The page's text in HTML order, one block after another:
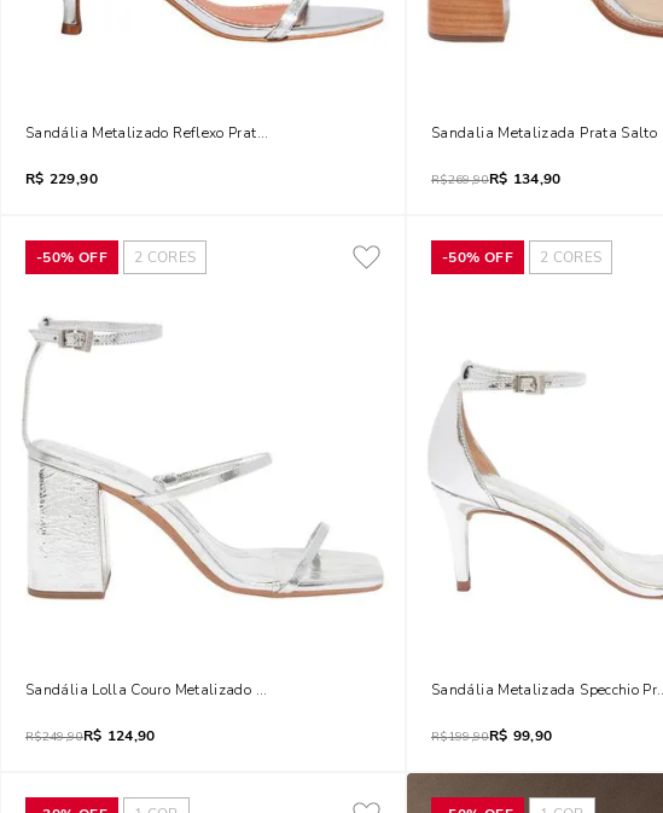
Sandália Metalizado Reflexo Prata Salto Baixo Fino
R$ 229,90
Sandalia Metalizada Prata Salto
R$269,90R$ 134,90
-50% OFF 2 CORES
Sandália Lolla Couro Metalizado Prata Salto Alto Bloco
R$249,90R$ 124,90
-50% OFF 2 CORES
Sandália Metalizada Specchio
R$199,90R$ 99,90